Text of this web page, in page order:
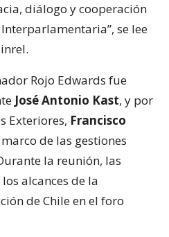
diálogo y cooperación
se lee
Rojo Edwards fue
José Antonio Kast, y por
Exteriores, Francisco
marco de las gestiones
la reunión, las
alcances de la
de Chile en el foro